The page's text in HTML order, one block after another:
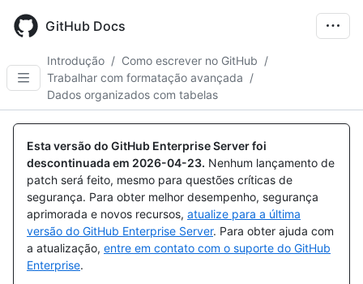
main
GitHub Docs
Introdução / Como escrever no GitHub /
Trabalhar com formatação avançada /
Dados organizados com tabelas
Esta versão do GitHub Enterprise Server foi
descontinuada em 2026-04-23. Nenhum lançamento de
patch será feito, mesmo para questões críticas de
segurança. Para obter melhor desempenho, segurança
aprimorada e novos recursos, atualize para a última
versão do GitHub Enterprise Server. Para obter ajuda com
a atualização, entre em contato com o suporte do GitHub
Enterprise.